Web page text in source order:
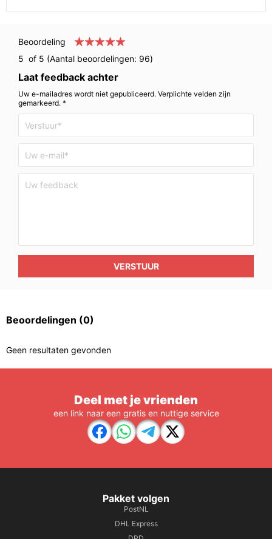
Beoordeling
5 of 5 (Aantal beoordelingen: 96)
Laat feedback achter
Uw e-mailadres wordt niet gepubliceerd. Verplichte velden zijn
gemarkeerd. *
VERSTUUR
Beoordelingen (0)
Geen resultaten gevonden
Deel met je vrienden
een link naar een gratis en nuttige service
Pakket volgen
PostNL
DHL Express